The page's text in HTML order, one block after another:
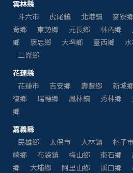
雲林縣
斗六市
虎尾鎮 北港鎮 麥寮鄉
背鄉
東勢鄉 元長鄉 林內鄉
鄉
褒忠鄉 大埤鄉 臺西鄉
二崙鄉
花蓮縣
花蓮市
吉安鄉 壽豐鄉 新城鄉
復鄉
瑞穗鄉 鳳林鎮 秀林鄉
鄉
嘉義縣
民雄鄉
太保市 大林鎮 朴子市
崎鄉
布袋鎮 梅山鄉 東石鄉
鄉
大埔鄉 阿里山鄉 溪口鄉